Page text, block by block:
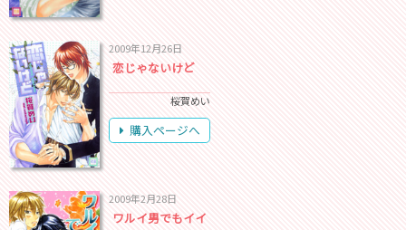
2009年12月26日
恋じゃないけど
桜賀めい
購入ページへ
2009年2月28日
ワルイ男でもイイ